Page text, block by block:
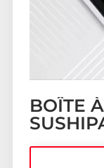
BOÎTE